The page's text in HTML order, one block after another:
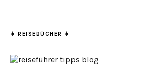
↡ REISEBÜCHER ↡